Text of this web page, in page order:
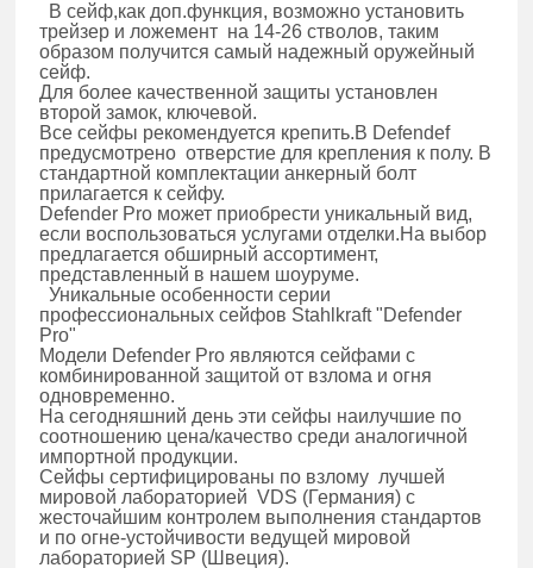
В сейф,как доп.функция, возможно установить
трейзер и ложемент на 14-26 стволов, таким
образом получится самый надежный оружейный
сейф.
Для более качественной защиты установлен
второй замок, ключевой.
Все сейфы рекомендуется крепить.В Defendef
предусмотрено отверстие для крепления к полу. В
стандартной комплектации анкерный болт
прилагается к сейфу.
Defender Pro может приобрести уникальный вид,
если воспользоваться услугами отделки.На выбор
предлагается обширный ассортимент,
представленный в нашем шоуруме.
Уникальные особенности серии
профессиональных сейфов Stahlkraft "Defender
Pro"
Модели Defender Pro являются сейфами с
комбинированной защитой от взлома и огня
одновременно.
На сегодняшний день эти сейфы наилучшие по
соотношению цена/качество среди аналогичной
импортной продукции.
Сейфы сертифицированы по взлому лучшей
мировой лабораторией VDS (Германия) с
жесточайшим контролем выполнения стандартов
и по огне-устойчивости ведущей мировой
лабораторией SP (Швеция).